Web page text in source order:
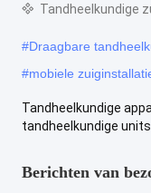
Tandheelkundige
#Draagbare
#mobiele
Tandheelkundige
tandheelkundige
Berichten van